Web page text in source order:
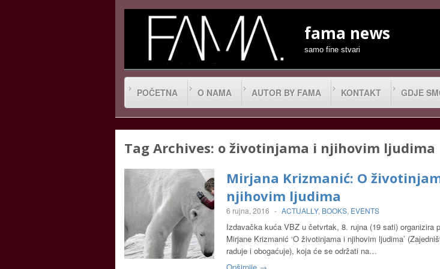
fama news
samo fine stvari
POČETNA O NAMA AUTOR BY FAMA KONTAKT GDJE
Tag Archives: o životinjama i njihovim ljudima
Mirjana Krizmanić: O
njihovim ljudima
6 rujna, 2016 - ACTUALLY, BOOKS, EVENTS
Izdavačka kuća VBZ u četvrtak, 8. rujna (19 sati) organizira
Mirjane Krizmanić ‘O životinjama i njihovim ljudima’
raduje i obogaćuje), koja će se održati na…